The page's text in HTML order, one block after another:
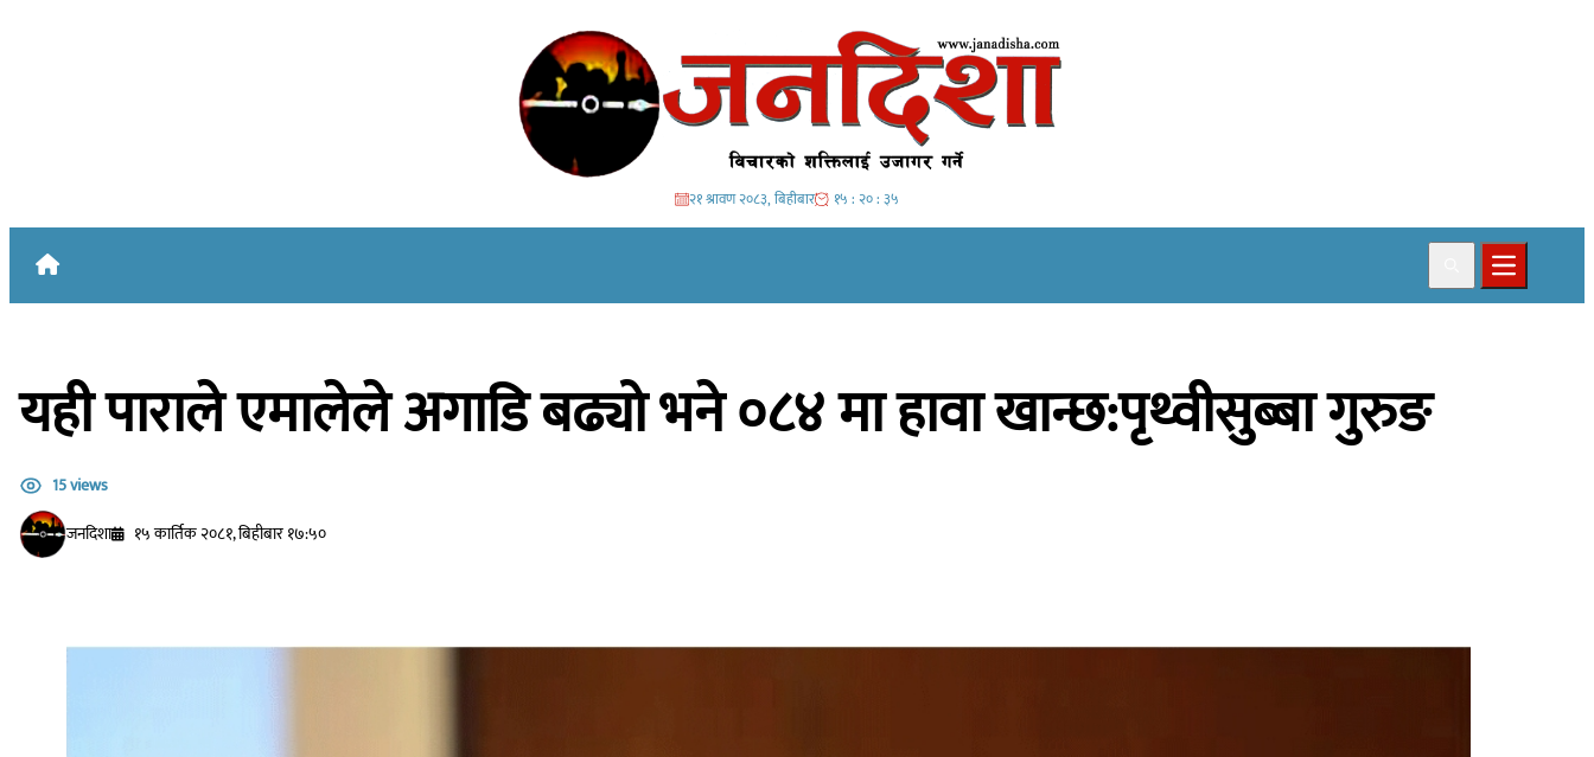
२१ श्रावण २०८३, बिहीबार १५ : २० : ३७
SearchOpen main
यही पाराले एमालेले अगाडि बढ्यो भने ०८४ मा हावा खान्छ:पृथ्वीसुब्बा गुरुङ
15 views
जनदिशा
१५ कार्तिक २०८१, बिहीबार १७:५०